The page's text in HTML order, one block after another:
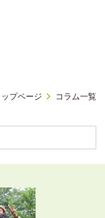
ップページ コラム一覧